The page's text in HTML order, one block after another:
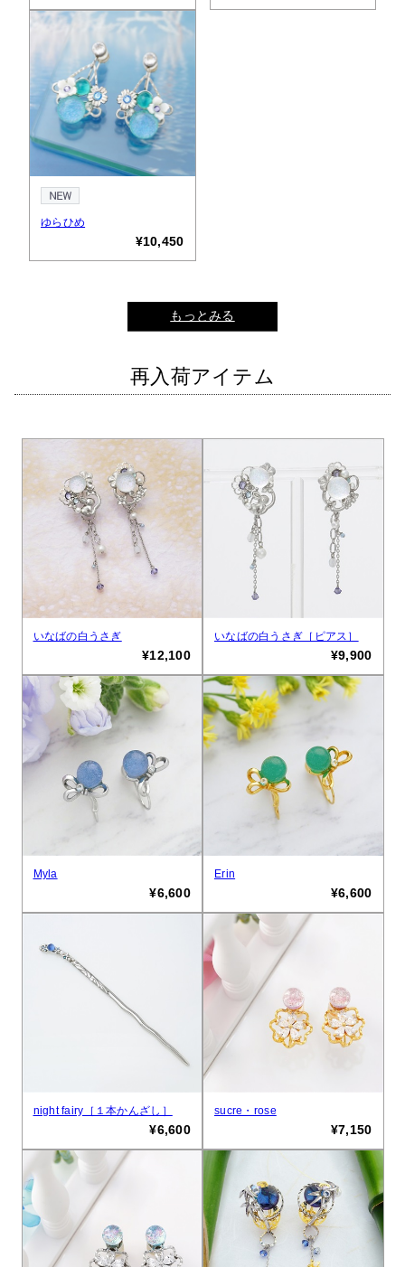
ゆらひめ
¥10,450
もっとみる
再入荷アイテム
いなばの白うさぎ
¥12,100
いなばの白うさぎ［ピアス］
¥9,900
Myla
¥6,600
Erin
¥6,600
night fairy［１本かんざし］
¥6,600
sucre・rose
¥7,150